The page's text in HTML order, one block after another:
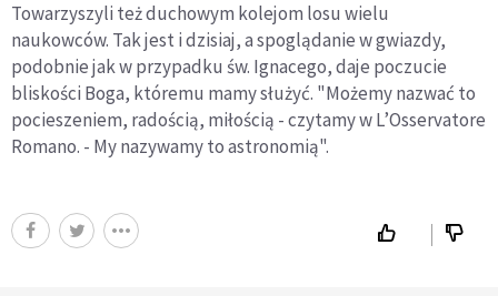
Towarzyszyli też duchowym kolejom losu wielu
naukowców. Tak jest i dzisiaj, a spoglądanie w gwiazdy,
podobnie jak w przypadku św. Ignacego, daje poczucie
bliskości Boga, któremu mamy służyć. "Możemy nazwać to
pocieszeniem, radością, miłością - czytamy w L’Osservatore
Romano. - My nazywamy to astronomią".